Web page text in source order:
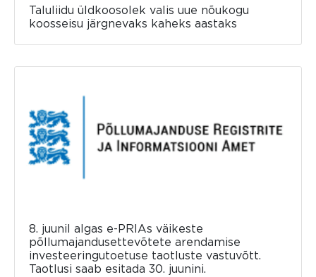
Taluliidu üldkoosolek valis uue nõukogu
koosseisu järgnevaks kaheks aastaks
8. juunil algas e-PRIAs väikeste
põllumajandusettevõtete arendamise
investeeringutoetuse taotluste vastuvõtt.
Taotlusi saab esitada 30. juunini.